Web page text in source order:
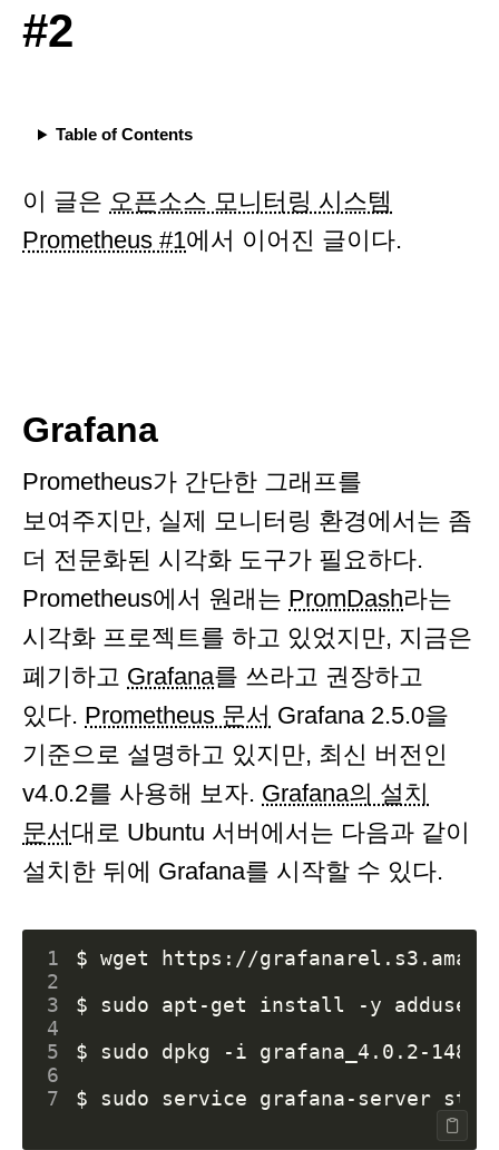
#2
Table of Contents
이 글은 오픈소스 모니터링 시스템
Prometheus #1에서 이어진 글이다.
Grafana
Prometheus가 간단한 그래프를
보여주지만, 실제 모니터링 환경에서는 좀
더 전문화된 시각화 도구가 필요하다.
Prometheus에서 원래는 PromDash라는
시각화 프로젝트를 하고 있었지만, 지금은
폐기하고 Grafana를 쓰라고 권장하고
있다. Prometheus 문서 Grafana 2.5.0을
기준으로 설명하고 있지만, 최신 버전인
v4.0.2를 사용해 보자. Grafana의 설치
문서대로 Ubuntu 서버에서는 다음과 같이
설치한 뒤에 Grafana를 시작할 수 있다.
1
2
3
4
5
6
7